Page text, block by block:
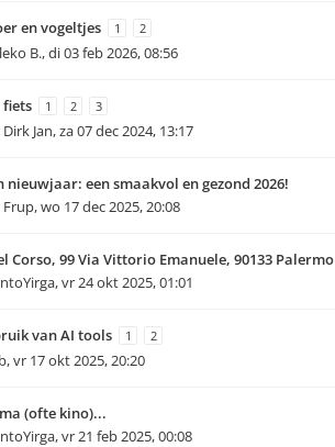
en vogeltjes 1 2
B.,di 03 feb 2026, 08:56
fiets 1 2 3
Dirk Jan,za 07 dec 2024, 13:17
nieuwjaar: een smaakvol en gezond 2026!
Frup,wo 17 dec 2025, 20:08
Corso, 99 Via Vittorio Emanuele, 90133 Palermo
,vr 24 okt 2025, 01:01
van AI tools 1 2
,vr 17 okt 2025, 20:20
(ofte kino)...
,vr 21 feb 2025, 00:08